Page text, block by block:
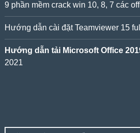
9 phần mềm crack win 10, 8, 7 các
Hướng dẫn cài đặt Teamviewer 15
Hướng dẫn tải Microsoft Office
2021